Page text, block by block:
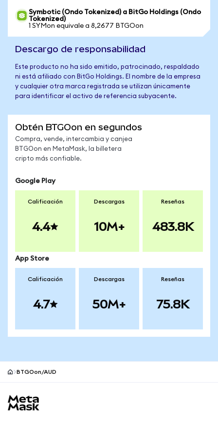
Symbotic (Ondo Tokenized) a BitGo Holdings (Ondo
Tokenized)
1 SYMon equivale a 8,2677 BTGOon
Descargo de responsabilidad
Este producto no ha sido emitido, patrocinado, respaldado
ni está afiliado con BitGo Holdings. El nombre de la empresa
y cualquier otra marca registrada se utilizan únicamente
para identificar el activo de referencia subyacente.
Obtén BTGOon en segundos
Compra, vende, intercambia y canjea
BTGOon en MetaMask, la billetera
cripto más confiable.
Google Play
Calificación
4.4
Descargas
10M+
Reseñas
483.8K
App Store
Calificación
4.7
Descargas
50M+
Reseñas
75.8K
BTGOon/AUD